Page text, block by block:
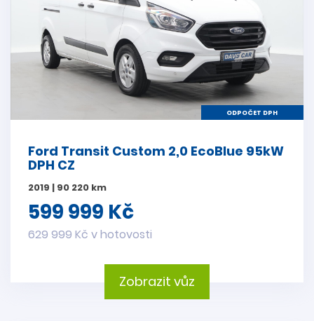
ODPOČET DPH
Ford Transit Custom 2,0 EcoBlue 95kW
DPH CZ
2019 | 90 220 km
599 999 Kč
629 999 Kč v hotovosti
Zobrazit vůz